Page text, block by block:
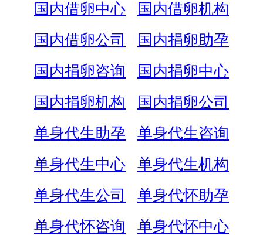
国内借卵中心
国内借卵机构
国内借卵公司
国内捐卵助孕
国内捐卵咨询
国内捐卵中心
国内捐卵机构
国内捐卵公司
单身代生助孕
单身代生咨询
单身代生中心
单身代生机构
单身代生公司
单身代怀助孕
单身代怀咨询
单身代怀中心